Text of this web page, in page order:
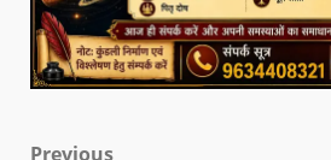
Previous